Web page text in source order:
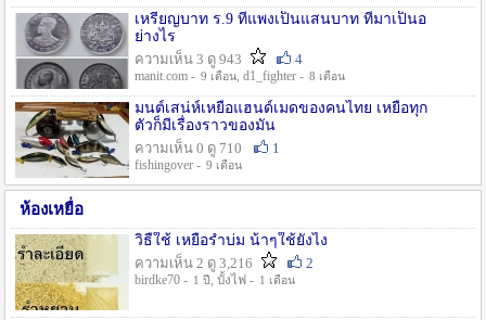
เหรียญบาท ร.9 ที่แพงเป็นแสนบาท ที่มาเป็นอ
ย่างไร
ความเห็น 3 ดู 943
4
manit.com - 9 เดือน, d1_fighter - 8 เดือน
มนต์เสน่ห์เหยื่อแฮนด์เมดของคนไทย เหยื่อทุก
ตัวก็มีเรื่องราวของมัน
ความเห็น 0 ดู 710
1
fishingover - 9 เดือน
ห้องเหยื่อ
วิธืใช้ เหยื่อรำบ่ม น้าๆใช้ยังไง
ความเห็น 2 ดู 3,216
2
birdke70 - 1 ปี , บั้งไฟ - 1 เดือน